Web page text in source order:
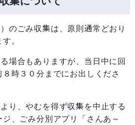
のごみ収集は、原則通常どおり
。
場合もありますが、当日中に回
時３０分までにお出しくださ
り、やむを得ず収集を中止する
、ごみ分別アプリ「さんあ～